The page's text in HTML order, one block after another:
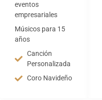
eventos
empresariales
Músicos para 15
años
Canción
Personalizada
Coro Navideño